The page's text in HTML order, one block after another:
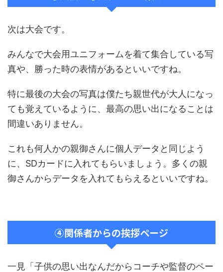
次は大会です。
みんなで大会用ユニフォームを着て集合している写
真や、勝った時の表情があるといいですね。
特に最後の大会の写真は僕たち親世代が大人になっ
ても覚えているように、最高の思い出になることは
間違いありません。
これも何人かの親御さんに個人データと同じよう
に、SDカードに入れてもらいましょう。多くの親
御さんからデータを入れてもらえるといいですね。
④関係者からの挨拶ページ
一見「子供の思い出なんだからコーチや監督のペー